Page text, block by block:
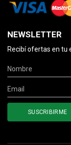
NEWSLETTER
Recibí ofertas en tu